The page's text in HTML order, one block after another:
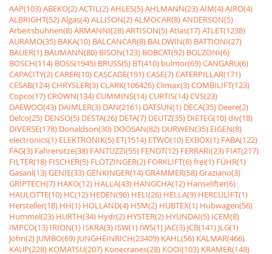
AAP(103)ABEKO(2)ACTIL(2)AHLES(5)AHLMANN(23)AIM(4)AIRO(4)
ALBRIGHT(52)Algas(4)ALLISON(2)ALMOCAR(8)ANDERSON(5)
Arbeitsbühnen(8)ARMANNI(28)ARTISON(5)Atlas(17)ATLET(1238)
AURAMO(35) BAKA(10) BALCANCAR(8) BALDWIN(8) BATTIONI(27)
BAUER(1) BAUMANN(80) BISON(123) BOBCAT(92) BOLZONI(6)
BOSCH(114) BOSS(1945) BRUSS(5) BT(410) bulmor(69)CANGARU(6)
CAPACITY(2)CARER(10)CASCADE(191)CASE(7)CATERPILLAR(171)
CESAB(124)CHRYSLER(3)CLARK(106426)Climax(3)COMBILIFT(123)
Copco(17)CROWN(134)CUMMINS(14)CURTIS(14)CVS(23)
DAEWOO(43) DAIMLER(3) DAN(2161) DATSUN(1) DECA(35) Deere(2)
Delco(25) DENSO(5) DESTA(26) DETA(7) DEUTZ(35) DIETEG(10)div(18)
DIVERSE(178) Donaldson(30) DOOSAN(82) DURWEN(35) EIGEN(8)
electronics(1) ELEKTRONIK(5) ET(1514) ETWO(10) EXBOX(1) FABA(122)
FAG(3) Fahrersitze(38) FANTUZZI(55) FENDT(12) FERRARI(23) FIAT(217)
FILTER(18) FISCHER(5) FLÖTZINGER(2) FORKLIFT(6)frei(1) FÜHR(1)
Gasanl(13)GENIE(33)GENKINGER(14)GRAMMER(58)Graziano(3)
GRIPTECH(7) HAKO(12) HALLA(43) HANGCHA(12) Hanselifter(6)
HAULOTTE(10) HC(12) HEDEN(96) HELI(26) HELLA(9) HERCULIFT(1)
Hersteller(18) HH(1) HOLLAND(4) HSM(2) HUBTEX(1) Hubwagen(56)
Hummel(23) HURTH(34) Hydr(2) HYSTER(2) HYUNDAI(5) ICEM(8)
IMPCO(13) IRION(1) ISKRA(3) ISW(1) IWS(1) JAC(3) JCB(141) JLG(1)
John(2) JUMBO(69) JUNGHEINRICH(23409) KAHL(56) KALMAR(466)
KAUP(228) KOMATSU(207) Konecranes(28) KOOI(103) KRAMER(148)